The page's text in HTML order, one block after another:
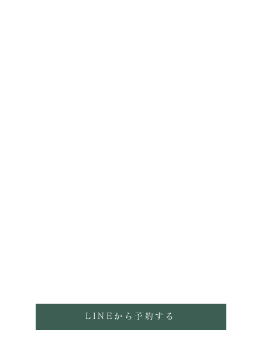
LINEから予約する